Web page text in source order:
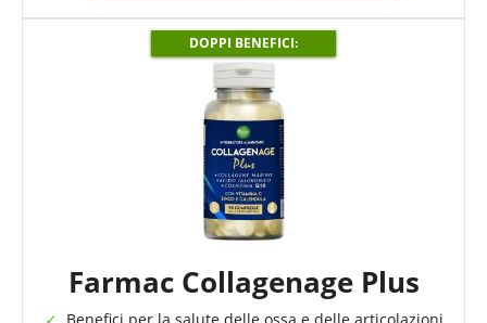
DOPPI BENEFICI:
Farmac Collagenage Plus